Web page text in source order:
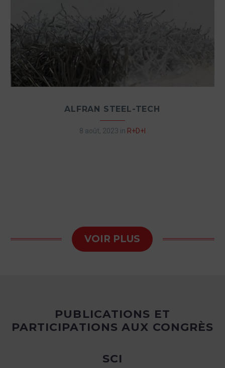
ALFRAN STEEL-TECH
8 août, 2023 in R+D+I
VOIR PLUS
PUBLICATIONS ET
PARTICIPATIONS AUX CONGRÈS
SCI